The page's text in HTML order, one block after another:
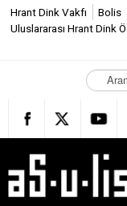
Hrant Dink Vakfı Bolis
Uluslararası Hrant Dink
A
r
m
a
.